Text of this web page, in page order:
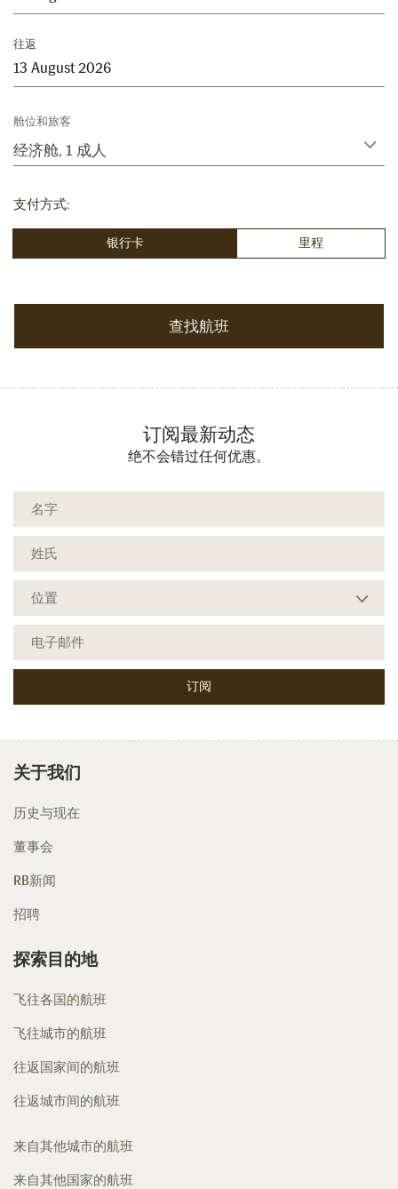
往返
舱位和旅客
经济舱, 1 成人
支付方式:
银行卡 里程
订阅最新动态
绝不会错过任何优惠。
关于我们
历史与现在
董事会
RB新闻
招聘
探索目的地
飞往各国的航班
飞往城市的航班
往返国家间的航班
往返城市间的航班
来自其他城市的航班
来自其他国家的航班